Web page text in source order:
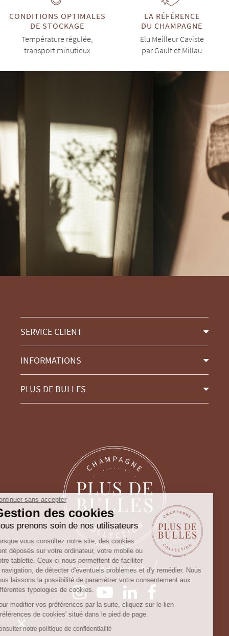
CONDITIONS OPTIMALES
DE STOCKAGE
Température régulée,
transport minutieux
LA RÉFÉRENCE
DU CHAMPAGNE
Elu Meilleur Caviste
par Gault et Millau
SERVICE CLIENT
INFORMATIONS
PLUS DE BULLES
Suivez-nous !
Continuer sans accepter
Gestion des cookies
Nous prenons soin de nos utilisateurs
Lorsque vous consultez notre site, des cookies
sont déposés sur votre ordinateur, votre mobile ou
votre tablette. Ceux-ci nous permettent de faciliter
la navigation, de détecter d'éventuels problèmes et d'y remédier. Nous
vous laissons la possibilité de paramétrer votre consentement aux
différentes typologies de cookies.
Pour modifier vos préférences par la suite, cliquez sur le lien
'Préférences de cookies' situé dans le pied de page.
Consulter notre politique de confidentialité